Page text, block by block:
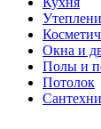
Окна и
Полы и
Потолок